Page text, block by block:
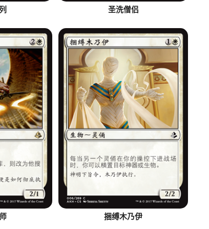
圣洗僧侣
捆缚木乃伊